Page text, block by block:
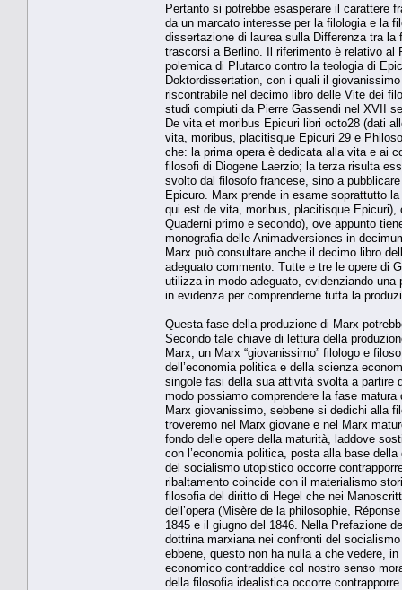
Pertanto si potrebbe esasperare il carattere
da un marcato interesse per la filologia e la
dissertazione di laurea sulla Differenza tra
trascorsi a Berlino. Il riferimento è relativo al
polemica di Plutarco contro la teologia di
Doktordissertation, con i quali il
riscontrabile nel decimo libro delle Vite dei
studi compiuti da Pierre Gassendi nel XVII
De vita et moribus Epicuri libri octo28 (dati
vita, moribus, placitisque Epicuri 29 e
che: la prima opera è dedicata alla vita e ai
filosofi di Diogene Laerzio; la terza risulta
svolto dal filosofo francese, sino a
Epicuro. Marx prende in esame soprattutto
qui est de vita, moribus, placitisque
Quaderni primo e secondo), ove appunto
monografia delle Animadversiones in
Marx può consultare anche il decimo libro
adeguato commento. Tutte e tre le opere di
utilizza in modo adeguato, evidenziando
in evidenza per comprenderne tutta la
Questa fase della produzione di Marx
Secondo tale chiave di lettura della
Marx; un Marx “giovanissimo” filologo e
dell’economia politica e della scienza
singole fasi della sua attività svolta a partire
modo possiamo comprendere la fase
Marx giovanissimo, sebbene si dedichi alla
troveremo nel Marx giovane e nel Marx
fondo delle opere della maturità, laddove
con l’economia politica, posta alla base
del socialismo utopistico occorre
ribaltamento coincide con il materialismo
filosofia del diritto di Hegel che nei
dell’opera (Misère de la philosophie,
1845 e il giugno del 1846. Nella Prefazione
dottrina marxiana nei confronti del
ebbene, questo non ha nulla a che vedere,
economico contraddice col nostro senso
della filosofia idealistica occorre